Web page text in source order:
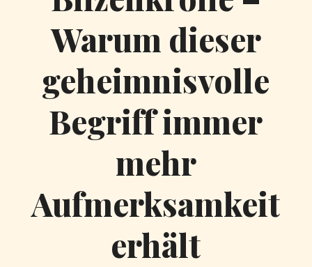
Warum dieser
geheimnisvolle
Begriff immer
mehr
Aufmerksamkeit
erhält